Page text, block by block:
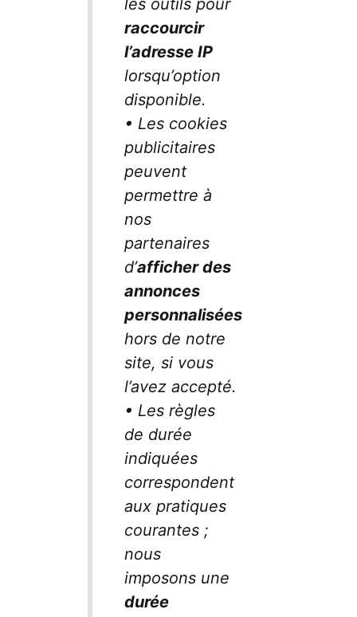
raccourcir
l’adresse IP
lorsqu’option
disponible.
• Les cookies
publicitaires
peuvent
permettre à
nos
partenaires
d’afficher des
annonces
personnalisées
hors de notre
site, si vous
l’avez accepté.
• Les règles
de durée
indiquées
correspondent
aux pratiques
courantes ;
nous
imposons une
durée